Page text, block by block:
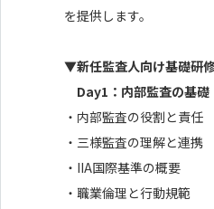
を提供します。
▼新任監査人向け基礎研修
Day1：内部監査の基礎
・内部監査の役割と責任
・三様監査の理解と連携
・IIA国際基準の概要
・職業倫理と行動規範